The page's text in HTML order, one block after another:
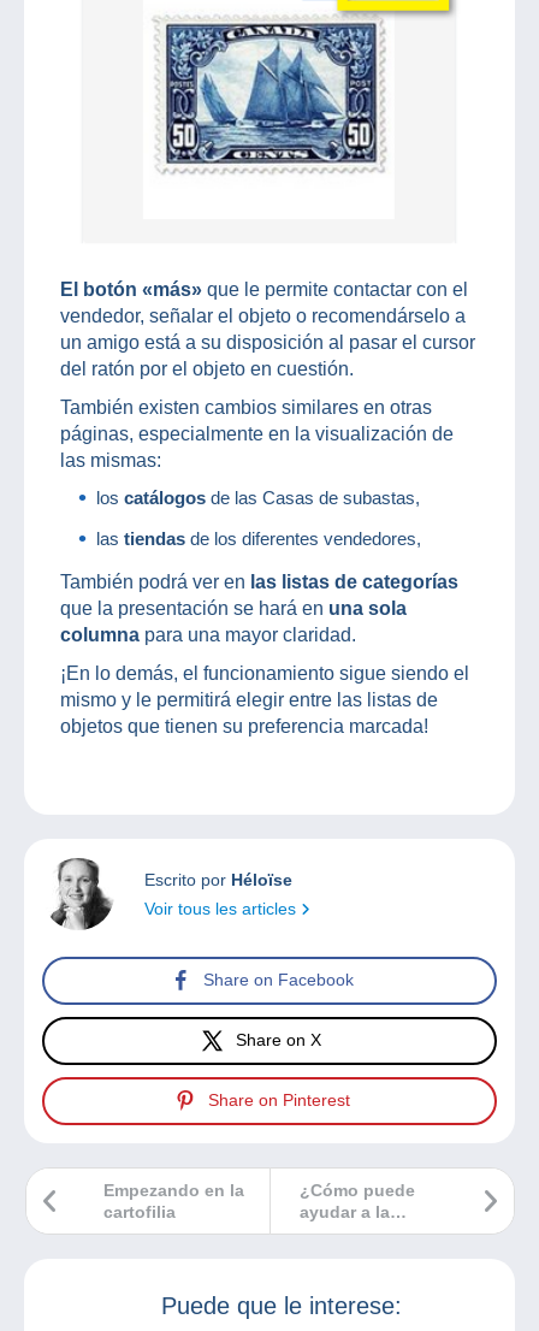
El botón «más» que le permite contactar con el
vendedor, señalar el objeto o recomendárselo a
un amigo está a su disposición al pasar el cursor
del ratón por el objeto en cuestión.
También existen cambios similares en otras
páginas, especialmente en la visualización de
las mismas:
los catálogos de las Casas de subastas,
las tiendas de los diferentes vendedores,
También podrá ver en las listas de categorías
que la presentación se hará en una sola
columna para una mayor claridad.
¡En lo demás, el funcionamiento sigue siendo el
mismo y le permitirá elegir entre las listas de
objetos que tienen su preferencia marcada!
Escrito por Héloïse
Voir tous les articles
Share on Facebook
Share on X
Share on Pinterest
¿Cómo puede
ayudar a la
comunidad de
falsificación en
Delcampe?
Empezando en la
cartofilia
Puede que le interese: